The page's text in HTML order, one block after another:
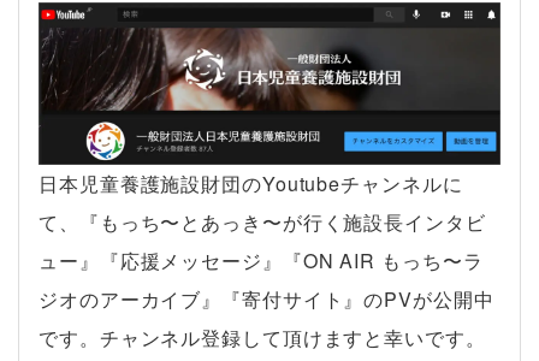
日本児童養護施設財団のYoutubeチャンネルに
て、『もっち〜とあっき〜が行く施設長インタビ
ュー』『応援メッセージ』『ON AIR もっち〜ラ
ジオのアーカイブ』『寄付サイト』のPVが公開中
です。チャンネル登録して頂けますと幸いです。